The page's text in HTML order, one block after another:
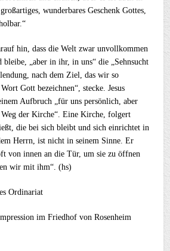
wunderbares Geschenk Gottes,
hin, dass die Welt zwar unvollkommen
bleibe, „aber in ihr, in uns“ die „Sehnsucht
nach dem Ziel, das wir so
Gott bezeichnen“, stecke. Jesus
Aufbruch „für uns persönlich, aber
Weg der Kirche“. Eine Kirche, folgert
die bei sich bleibt und sich einrichtet in
Herrn, ist nicht in seinem Sinne. Er
von innen an die Tür, um sie zu öffnen
wir mit ihm“. (hs)
Ordinariat
im Friedhof von Rosenheim